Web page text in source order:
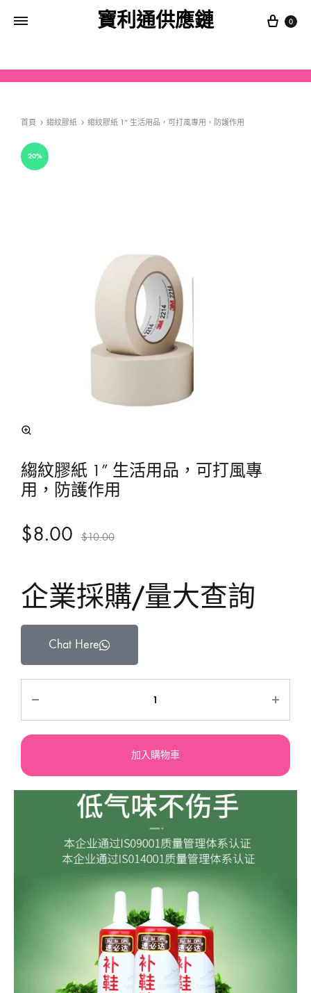
寶利通供應鏈 0
首頁 縐紋膠紙 縐紋膠紙 1” 生活用品，可打風專用，防護作用
20%
縐紋膠紙 1” 生活用品，可打風專
用，防護作用
$8.00 $10.00
企業採購/量大查詢
Chat Here
加入購物車